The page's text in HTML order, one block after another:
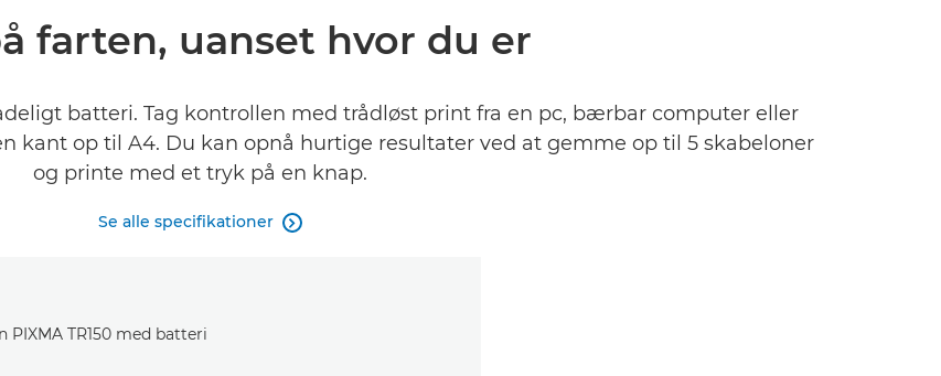
farten, uanset hvor du er
batteri. Tag kontrollen med trådløst print fra en pc, bærbar computer eller
kant op til A4. Du kan opnå hurtige resultater ved at gemme op til 5 skabeloner
og printe med et tryk på en knap.
Se alle specifikationer 